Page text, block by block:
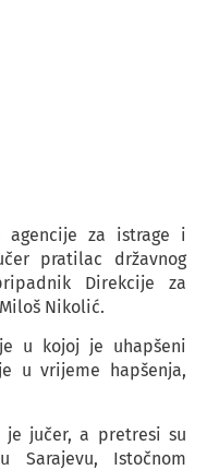
agencije za istrage i
pratilac državnog
Direkcije za
Nikolić.
u kojoj je uhapšeni
u vrijeme hapšenja,
je jučer, a pretresi su
Istočnom